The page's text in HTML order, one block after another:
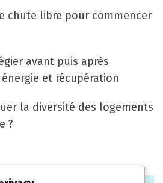
chute libre pour commencer
avant puis après
et récupération
la diversité des logements
?